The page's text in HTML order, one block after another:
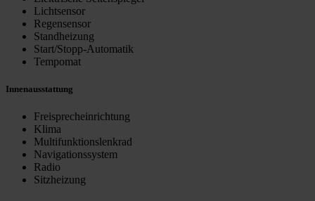
Lichtsensor
Regensensor
Standheizung
Start/Stopp-Automatik
Tempomat
Innenausstattung
Freisprecheinrichtung
Klima
Multifunktionslenkrad
Navigationssystem
Radio
Sitzheizung